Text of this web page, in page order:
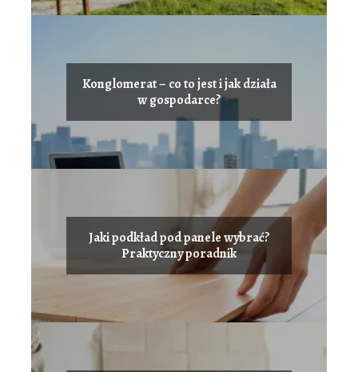
Konglomerat – co to jest i jak działa
w gospodarce?
Jaki podkład pod panele wybrać?
Praktyczny poradnik